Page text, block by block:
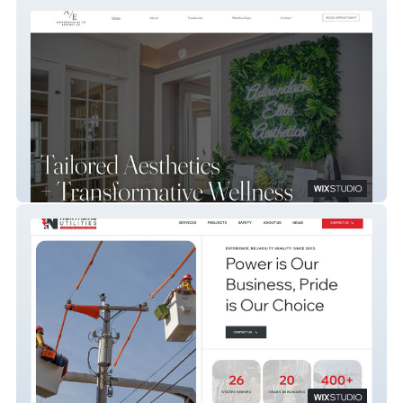
Adirondack Elite Aesthetics
Northline Utilities